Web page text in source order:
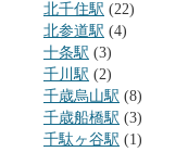
北千住駅 (22)
北参道駅 (4)
十条駅 (3)
千川駅 (2)
千歳烏山駅 (8)
千歳船橋駅 (3)
千駄ヶ谷駅 (1)